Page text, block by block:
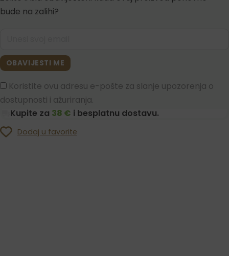
bude na zalihi?
OBAVIJESTI ME
Koristite ovu adresu e-pošte za slanje upozorenja o
dostupnosti i ažuriranja.
Kupite za 38 € i besplatnu dostavu.
Dodaj u favorite